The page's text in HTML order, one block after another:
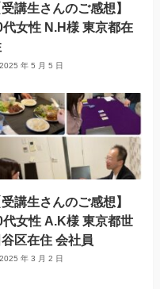
受講生さんのご感想】
代女性 N.H様 東京都在
2025 年 5 月 5 日
受講生さんのご感想】
代女性 A.K様 東京都世
谷区在住 会社員
2025 年 3 月 2 日